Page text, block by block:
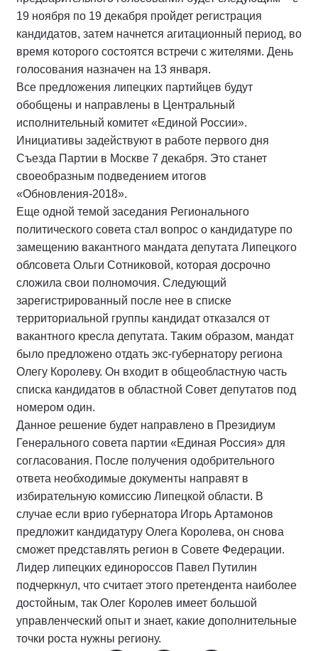
19 ноября по 19 декабря пройдет регистрация
кандидатов, затем начнется агитационный период, во
время которого состоятся встречи с жителями. День
голосования назначен на 13 января.
Все предложения липецких партийцев будут
обобщены и направлены в Центральный
исполнительный комитет «Единой России».
Инициативы задействуют в работе первого дня
Съезда Партии в Москве 7 декабря. Это станет
своеобразным подведением итогов
«Обновления-2018».
Еще одной темой заседания Регионального
политического совета стал вопрос о кандидатуре по
замещению вакантного мандата депутата Липецкого
облсовета Ольги Сотниковой, которая досрочно
сложила свои полномочия. Следующий
зарегистрированный после нее в списке
территориальной группы кандидат отказался от
вакантного кресла депутата. Таким образом, мандат
было предложено отдать экс-губернатору региона
Олегу Королеву. Он входит в общеобластную часть
списка кандидатов в областной Совет депутатов под
номером один.
Данное решение будет направлено в Президиум
Генерального совета партии «Единая Россия» для
согласования. После получения одобрительного
ответа необходимые документы направят в
избирательную комиссию Липецкой области. В
случае если врио губернатора Игорь Артамонов
предложит кандидатуру Олега Королева, он снова
сможет представлять регион в Совете Федерации.
Лидер липецких единороссов Павел Путилин
подчеркнул, что считает этого претендента наиболее
достойным, так Олег Королев имеет большой
управленческий опыт и знает, какие дополнительные
точки роста нужны региону.